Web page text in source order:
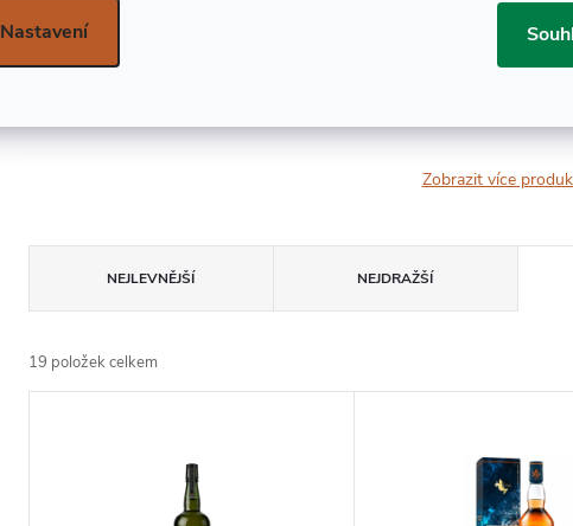
Nastavení
Zobrazit více
Z
NEJLEVNĚJŠÍ NEJDRAŽŠÍ
19 položek celkem